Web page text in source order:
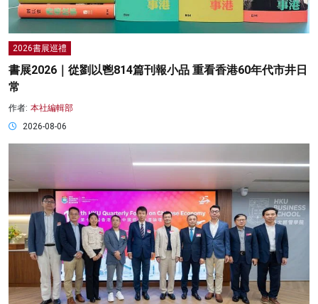
2026書展巡禮
書展2026｜從劉以鬯814篇刊報小品 重看香港60年代市井日
常
作者: 本社編輯部
2026-08-06